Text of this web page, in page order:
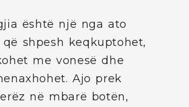
është një nga ato
shpesh keqkuptohet,
me vonesë dhe
Ajo prek
në mbarë botën,